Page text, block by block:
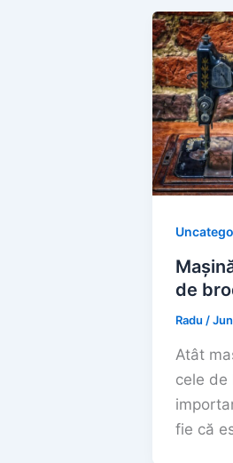
de
Radu /
Atât
cele de
fie că